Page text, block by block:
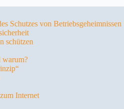
Schutzes von Betriebsgeheimnissen
schützen
warum?
Internet